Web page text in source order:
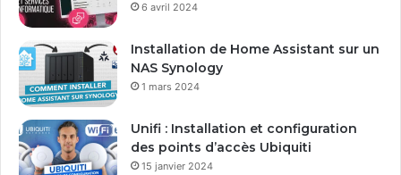
6 avril 2024
Installation de Home Assistant sur un
NAS Synology
1 mars 2024
Unifi : Installation et configuration
des points d’accès Ubiquiti
15 janvier 2024